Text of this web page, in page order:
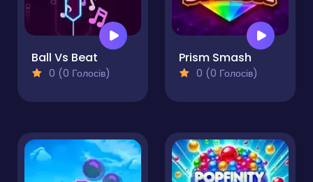
Ball Vs Beat
0 (0 Голосів)
Prism Smash
0 (0 Голосів)